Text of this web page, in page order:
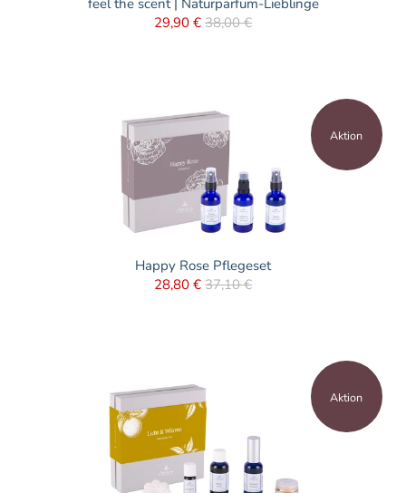
feel the scent | Naturparfum-Lieblinge
29,90 € 38,00 €
Aktion
Happy Rose Pflegeset
28,80 € 37,10 €
Aktion